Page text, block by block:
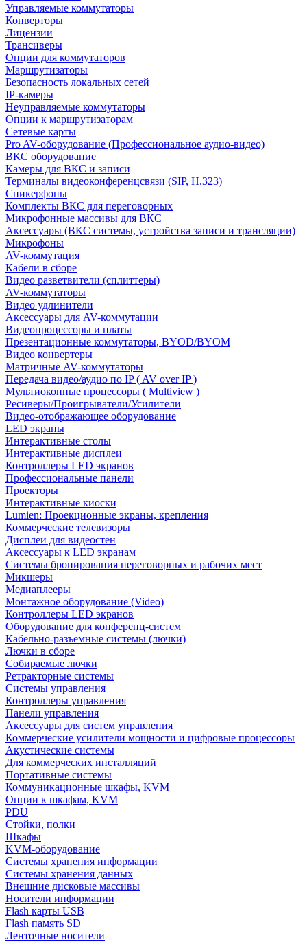
Управляемые коммутаторы
Конверторы
Лицензии
Трансиверы
Опции для коммутаторов
Маршрутизаторы
Безопасность локальных сетей
IP-камеры
Неуправляемые коммутаторы
Опции к маршрутизаторам
Сетевые карты
Pro AV-оборудование (Профессиональное аудио-видео)
ВКС оборудование
Камеры для ВКС и записи
Терминалы видеоконференцсвязи (SIP, H.323)
Спикерфоны
Комплекты ВКС для переговорных
Микрофонные массивы для ВКС
Аксессуары (ВКС системы, устройства записи и трансляции)
Микрофоны
AV-коммутация
Кабели в сборе
Видео разветвители (сплиттеры)
AV-коммутаторы
Видео удлинители
Аксессуары для AV-коммутации
Видеопроцессоры и платы
Презентационные коммутаторы, BYOD/BYOM
Видео конвертеры
Матричные AV-коммутаторы
Передача видео/аудио по IP ( AV over IP )
Мультиоконные процессоры ( Multiview )
Ресиверы/Проигрыватели/Усилители
Видео-отображающее оборудование
LED экраны
Интерактивные столы
Интерактивные дисплеи
Контроллеры LED экранов
Профессиональные панели
Проекторы
Интерактивные киоски
Lumien: Проекционные экраны, крепления
Коммерческие телевизоры
Дисплеи для видеостен
Аксессуары к LED экранам
Системы бронирования переговорных и рабочих мест
Микшеры
Медиаплееры
Монтажное оборудование (Video)
Контроллеры LED экранов
Оборудование для конференц-систем
Кабельно-разъемные системы (лючки)
Лючки в сборе
Собираемые лючки
Ретракторные системы
Системы управления
Контроллеры управления
Панели управления
Аксессуары для систем управления
Коммерческие усилители мощности и цифровые процессоры
Акустические системы
Для коммерческих инсталляций
Портативные системы
Коммуникационные шкафы, KVM
Опции к шкафам, KVM
PDU
Стойки, полки
Шкафы
KVM-оборудование
Системы хранения информации
Системы хранения данных
Внешние дисковые массивы
Носители информации
Flash карты USB
Flash память SD
Ленточные носители